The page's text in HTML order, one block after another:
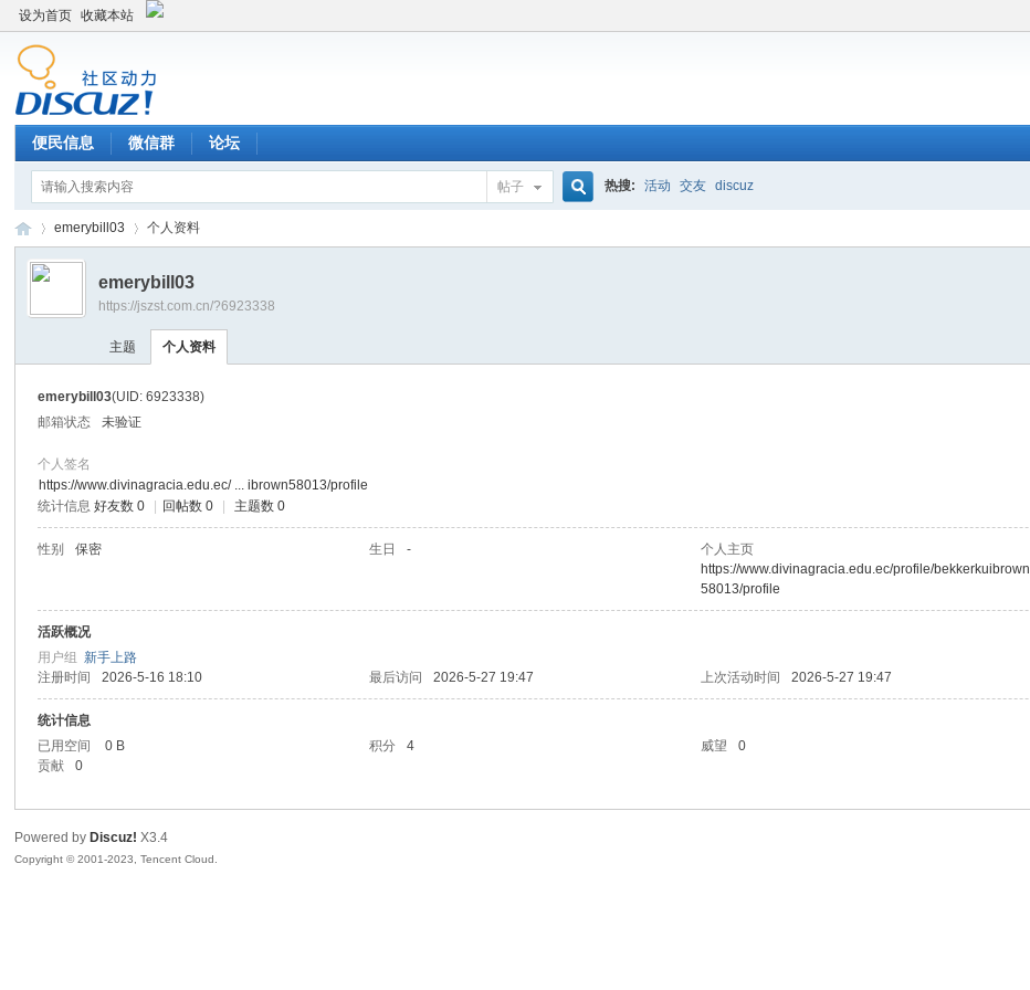
设为首页 收藏本站
便民信息 微信群 论坛
帖子 热搜: 活动 交友 discuz
›
emerybill03 个人资料
emerybill03
https://jszst.com.cn/?6923338
主题 个人资料
emerybill03(UID: 6923338)
邮箱状态
未验证
个人签名
https://www.divinagracia.edu.ec/ ... ibrown58013/profile
统计信息 好友数 0 回帖数 0 主题数 0
性别 保密 生日 -
个人主页
https://www.divinagracia.edu.ec/profile/bekkerkuibrown
58013/profile
活跃概况
用户组新手上路
注册时间
2026-5-16 18:10 最后访问 2026-5-27 19:47 上次活动时间 2026-5-27 19:47
统计信息
已用空间
0 B 积分 4 威望 0
贡献
0
Powered by Discuz! X3.4
Copyright © 2001-2023, Tencent Cloud.